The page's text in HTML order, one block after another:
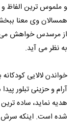
و ملموس ترین الفاظ و
همسالان وی معنا
از مرسدس خواهش می
به نظر می آید.
خواندن لالایی
آرام و حزینی تبلور
هدیه نماید، ساده
شده است. اینکه سرش